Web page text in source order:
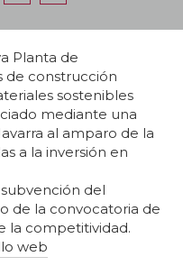
Planta de
de construcción
sostenibles
mediante una
al amparo de la
a la inversión en
del
de la convocatoria de
la competitividad.
web